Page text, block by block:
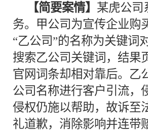
【简要案情】 某虎公司
务。甲公司为宣传企业购
“乙公司”的名称为关键词
搜索乙公司关键词，结果
官网词条却相对靠后。乙
公司名称进行客户引流，
侵权仍施以帮助，故诉至
礼道歉，消除影响并连带